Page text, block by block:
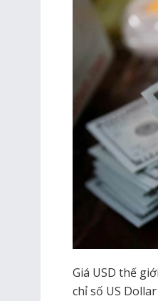
Giá USD thế
chỉ số US